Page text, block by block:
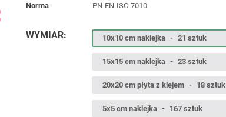
norma
PN-EN-ISO 7010
WYMIAR: 10x10 cm naklejka - 21 sztuk
15x15 cm naklejka - 23 sztuk
20x20 cm płyta z klejem - 18 sztuk
5x5 cm naklejka - 167 sztuk